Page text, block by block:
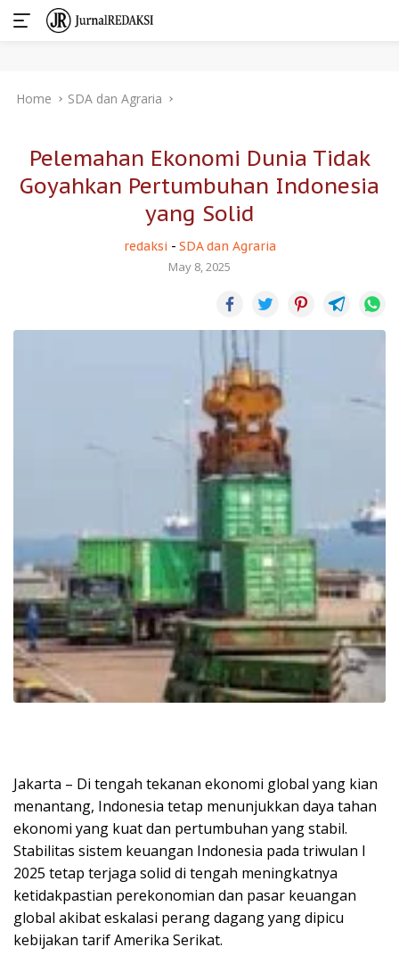
Home SDA dan Agraria
Pelemahan Ekonomi Dunia Tidak
Goyahkan Pertumbuhan Indonesia
yang Solid
redaksi - SDA dan Agraria
May 8, 2025
Jakarta – Di tengah tekanan ekonomi global yang kian
menantang, Indonesia tetap menunjukkan daya tahan
ekonomi yang kuat dan pertumbuhan yang stabil.
Stabilitas sistem keuangan Indonesia pada triwulan I
2025 tetap terjaga solid di tengah meningkatnya
ketidakpastian perekonomian dan pasar keuangan
global akibat eskalasi perang dagang yang dipicu
kebijakan tarif Amerika Serikat.